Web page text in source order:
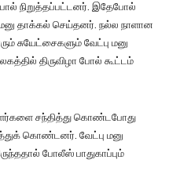
நிறுத்தப்பட்டனர். இதேபோல்
தாக்கல் செய்தனர். நல்ல நாளான
சுயேட்சைகளும் வேட்பு மனு
திருவிழா போல் கூட்டம்
சந்தித்து கொண்டபோது
கொண்டனர். வேட்பு மனு
போலீஸ் பாதுகாப்பும்